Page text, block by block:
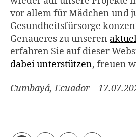
vor allem für Mädchen und
Gesundheitsfürsorge
Genaueres zu unseren
erfahren Sie auf dieser
dabei unterstützen, freuen
Cumbayá, Ecuador –